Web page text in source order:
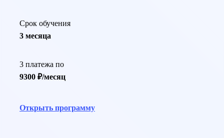
Срок обучения
3 месяца
3 платежа по
9300 ₽/месяц
Открыть программу